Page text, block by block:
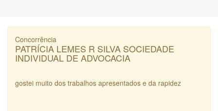
Concorrência
PATRÍCIA LEMES R SILVA SOCIEDADE
INDIVIDUAL DE ADVOCACIA
gostei muito dos trabalhos apresentados e da rapidez